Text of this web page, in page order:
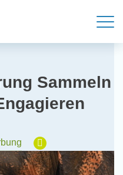
Sammeln